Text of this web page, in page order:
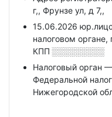
г,, Фрунзе ул, д 7,,
15.06.2026
налоговом
КПП ░░░░░░░░░
Налоговый орган
Федеральной
Нижегородской